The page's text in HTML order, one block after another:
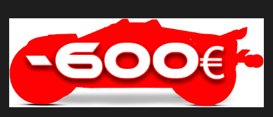
de boîte. 🏆 Héritage de Compétition, Prêt pour l’Aventure Basé sur
une plateforme au palmarès impressionnant — dont plusieurs
titres de champion du monde — le NEO 4.0 est conçu pour la
performance pure. Que vous soyez débutant ou mordu confirmé ,
ce buggy offre une prise en main rapide , une construction robuste
et une conduite précise , aussi bien sur piste que sur terrain